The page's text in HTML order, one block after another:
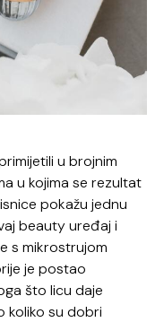
u brojnim
u kojima se rezultat
pokažu jednu
beauty uređaj i
s mikrostrujom
je postao
što licu daje
koliko su dobri